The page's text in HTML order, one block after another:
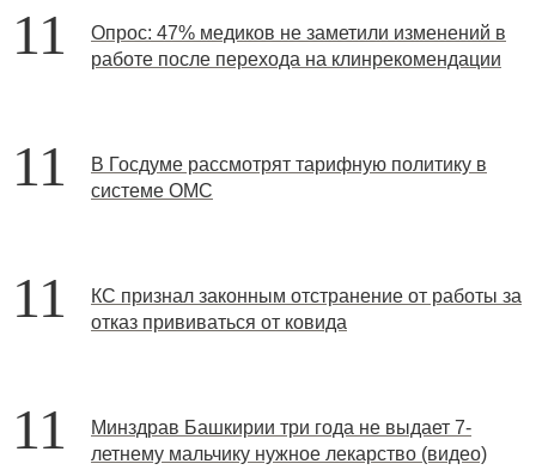
11
Опрос: 47% медиков не заметили изменений в
работе после перехода на клинрекомендации
11
В Госдуме рассмотрят тарифную политику в
системе ОМС
11
КС признал законным отстранение от работы за
отказ прививаться от ковида
11
Минздрав Башкирии три года не выдает 7-
летнему мальчику нужное лекарство (видео)